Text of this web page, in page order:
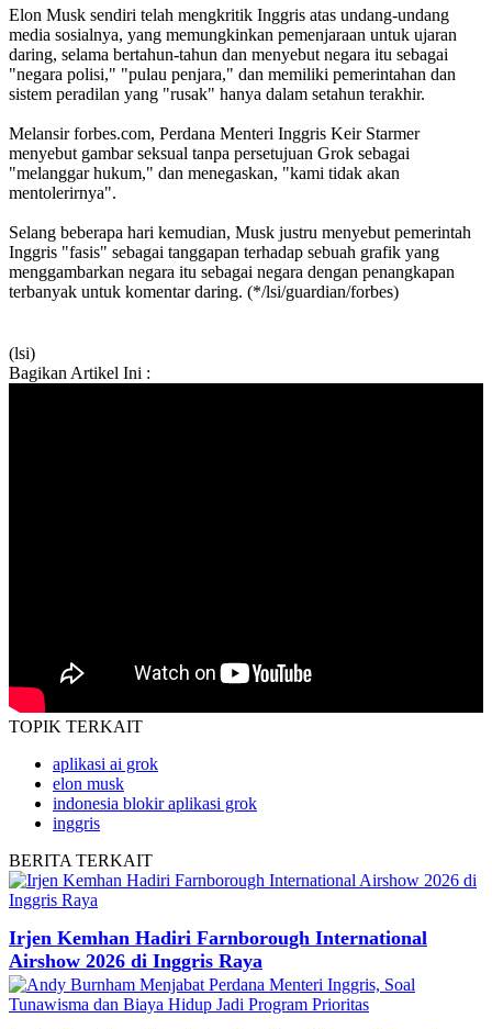
Elon Musk sendiri telah mengkritik Inggris atas undang-undang
media sosialnya, yang memungkinkan pemenjaraan untuk ujaran
daring, selama bertahun-tahun dan menyebut negara itu sebagai
"negara polisi," "pulau penjara," dan memiliki pemerintahan dan
sistem peradilan yang "rusak" hanya dalam setahun terakhir.
Melansir forbes.com, Perdana Menteri Inggris Keir Starmer
menyebut gambar seksual tanpa persetujuan Grok sebagai
"melanggar hukum," dan menegaskan, "kami tidak akan
mentolerirnya".
Selang beberapa hari kemudian, Musk justru menyebut pemerintah
Inggris "fasis" sebagai tanggapan terhadap sebuah grafik yang
menggambarkan negara itu sebagai negara dengan penangkapan
terbanyak untuk komentar daring. (*/lsi/guardian/forbes)
(lsi)
Bagikan Artikel Ini :
TOPIK TERKAIT
aplikasi ai grok
elon musk
indonesia blokir aplikasi grok
inggris
BERITA TERKAIT
Irjen Kemhan Hadiri Farnborough International
Airshow 2026 di Inggris Raya